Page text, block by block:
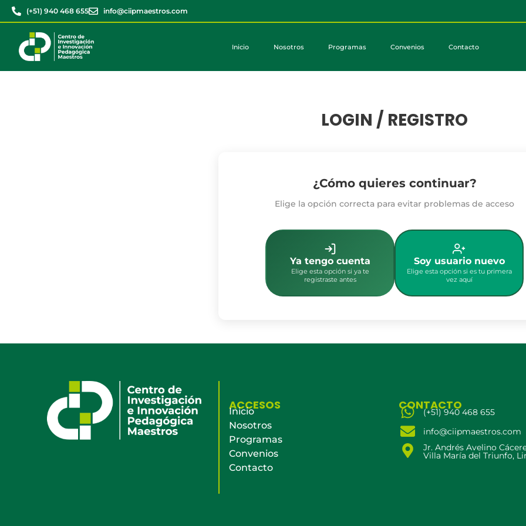
(+51) 940 468 655 info@ciipmaestros.com
Inicio Nosotros Programas Convenios Contacto
LOGIN / REGISTRO
¿Cómo quieres continuar?
Elige la opción correcta para evitar problemas de acceso
Ya tengo cuenta
Elige esta opción si ya te
registraste antes
Soy usuario nuevo
Elige esta opción si es tu primera
vez aquí
ACCESOS
Inicio
Nosotros
Programas
Convenios
Contacto
CONTACTO
(+51) 940 468 655
info@ciipmaestros.com
Jr. Andrés Avelino
Villa María del Triunfo,